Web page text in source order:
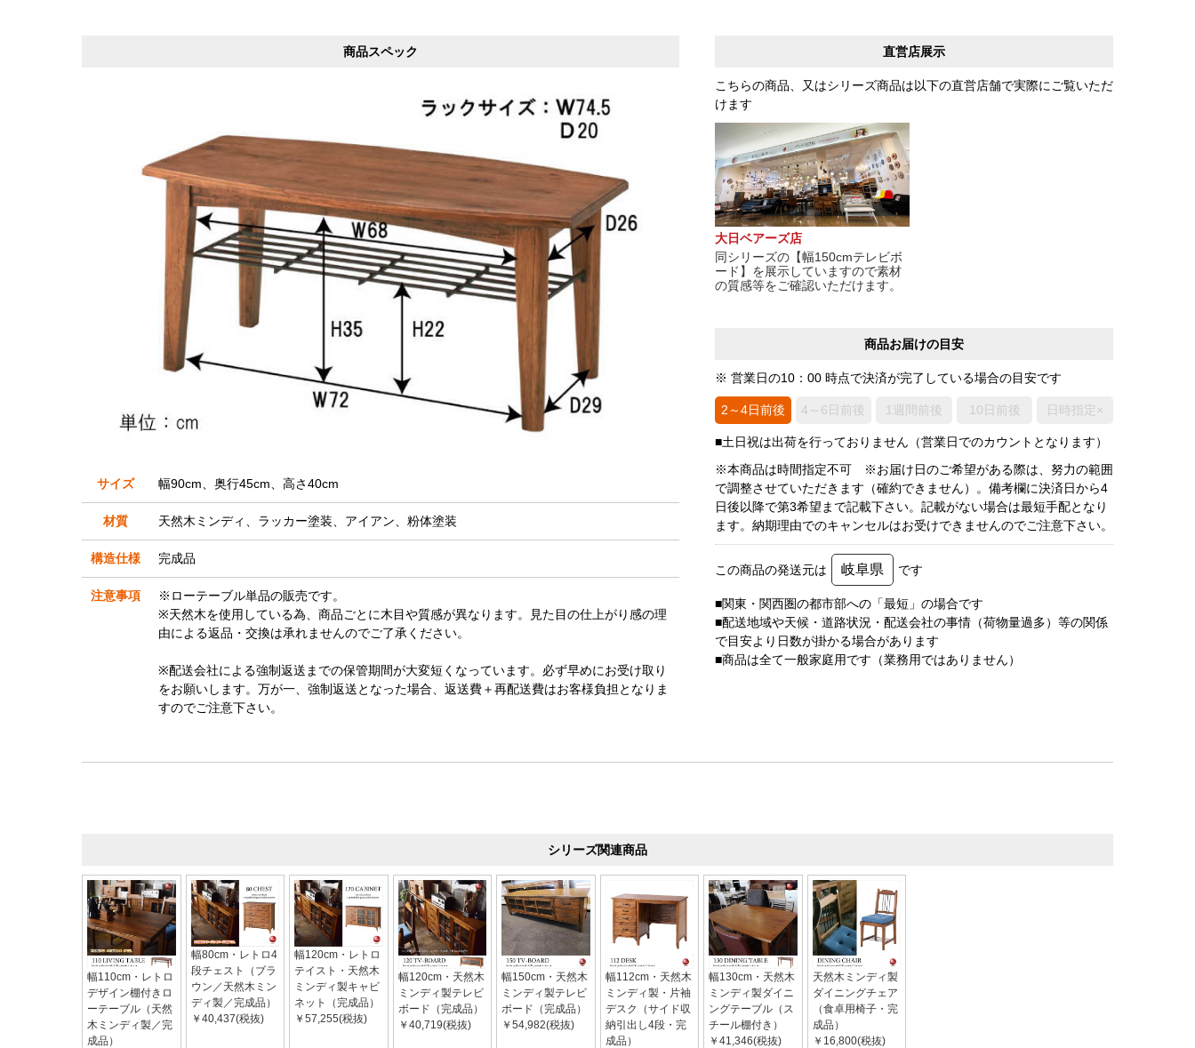
直営店展示
こちらの商品、又はシリーズ商品は以下の直営店舗で実際にご覧いただ
けます
大日ベアーズ店
同シリーズの【幅150cmテレビボ
ード】を展示していますので素材
の質感等をご確認いただけます。
商品お届けの目安
※ 営業日の10：00 時点で決済が完了している場合の目安です
2～4日前後 4～6日前後 1週間前後 10日前後 日時指定×
■土日祝は出荷を行っておりません（営業日でのカウントとなります）
※本商品は時間指定不可 ※お届け日のご希望がある際は、努力の範囲
で調整させていただきます（確約できません）。備考欄に決済日から4
日後以降で第3希望まで記載下さい。記載がない場合は最短手配となり
ます。納期理由でのキャンセルはお受けできませんのでご注意下さい。
この商品の発送元は 岐阜県 です
■関東・関西圏の都市部への「最短」の場合です
■配送地域や天候・道路状況・配送会社の事情（荷物量過多）等の関係
で目安より日数が掛かる場合があります
■商品は全て一般家庭用です（業務用ではありません）
商品スペック
サイズ 幅90cm、奥行45cm、高さ40cm
材質 天然木ミンディ、ラッカー塗装、アイアン、粉体塗装
構造仕様 完成品
注意事項
※ローテーブル単品の販売です。
※天然木を使用している為、商品ごとに木目や質感が異なります。見た目の仕上がり感の理
由による返品・交換は承れませんのでご了承ください。
※配送会社による強制返送までの保管期間が大変短くなっています。必ず早めにお受け取り
をお願いします。万が一、強制返送となった場合、返送費＋再配送費はお客様負担となりま
すのでご注意下さい。
シリーズ関連商品
幅110cm・レトロ
デザイン棚付きロ
ーテーブル（天然
木ミンディ製／完
成品）
幅80cm・レトロ4
段チェスト（ブラ
ウン／天然木ミン
ディ製／完成品）
￥40,437(税抜)
幅120cm・レトロ
テイスト・天然木
ミンディ製キャビ
ネット（完成品）
￥57,255(税抜)
幅120cm・天然木
ミンディ製テレビ
ボード（完成品）
￥40,719(税抜)
幅150cm・天然木
ミンディ製テレビ
ボード（完成品）
￥54,982(税抜)
幅112cm・天然木
ミンディ製・片袖
デスク（サイド収
納引出し4段・完
成品）
幅130cm・天然木
ミンディ製ダイニ
ングテーブル（ス
チール棚付き）
￥41,346(税抜)
天然木ミンディ製
ダイニングチェア
（食卓用椅子・完
成品）
￥16,800(税抜)